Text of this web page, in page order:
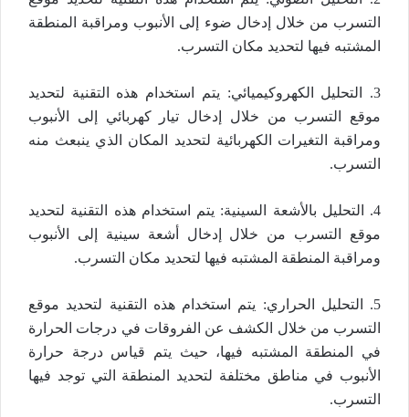
التسرب من خلال إدخال ضوء إلى الأنبوب ومراقبة المنطقة
المشتبه فيها لتحديد مكان التسرب.
3. التحليل الكهروكيميائي: يتم استخدام هذه التقنية لتحديد
موقع التسرب من خلال إدخال تيار كهربائي إلى الأنبوب
ومراقبة التغيرات الكهربائية لتحديد المكان الذي ينبعث منه
التسرب.
4. التحليل بالأشعة السينية: يتم استخدام هذه التقنية لتحديد
موقع التسرب من خلال إدخال أشعة سينية إلى الأنبوب
ومراقبة المنطقة المشتبه فيها لتحديد مكان التسرب.
5. التحليل الحراري: يتم استخدام هذه التقنية لتحديد موقع
التسرب من خلال الكشف عن الفروقات في درجات الحرارة
في المنطقة المشتبه فيها، حيث يتم قياس درجة حرارة
الأنبوب في مناطق مختلفة لتحديد المنطقة التي توجد فيها
التسرب.